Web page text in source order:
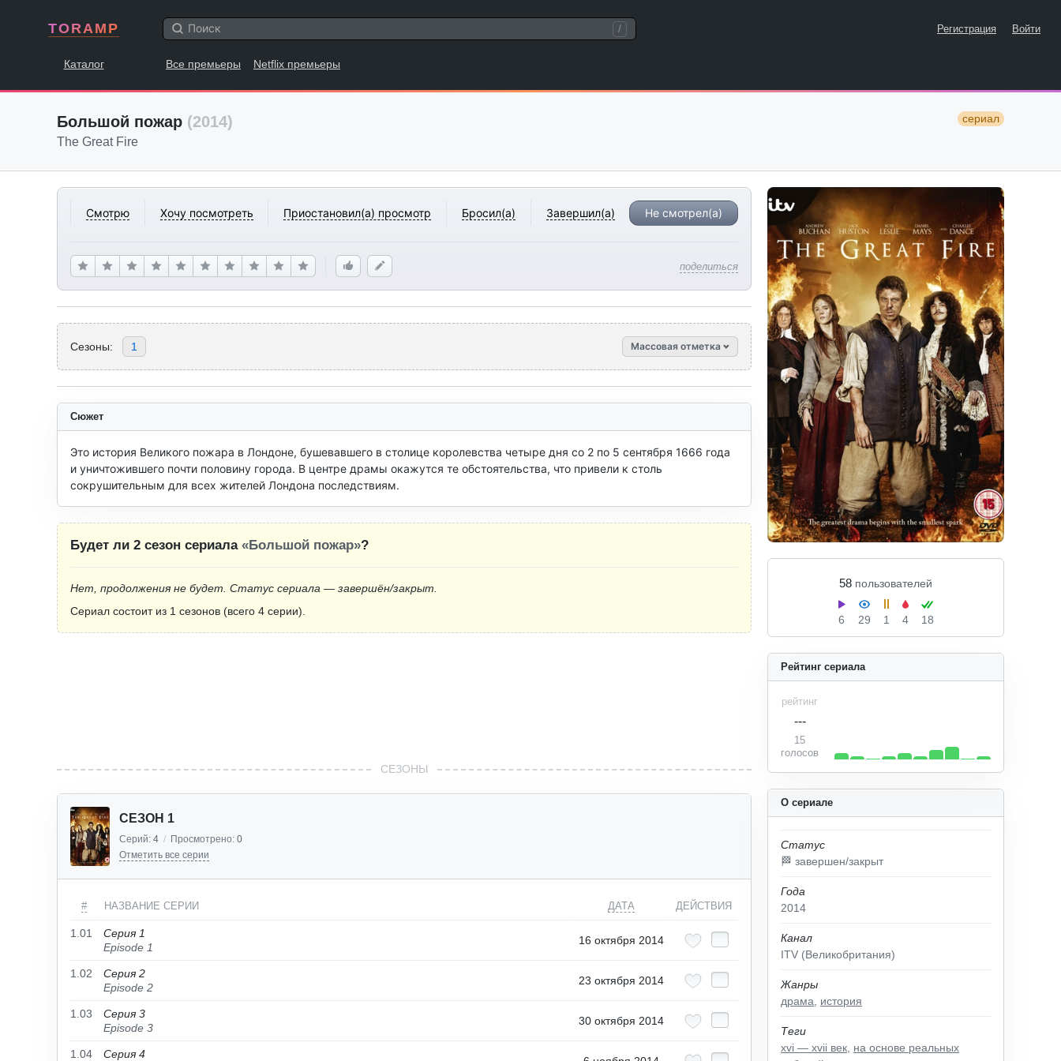
TORAMP / Регистрация Войти
Каталог Все премьеры Netflix премьеры
Большой пожар (2014) сериал
The Great Fire
Смотрю Хочу посмотреть Приостановил(а) просмотр Бросил(а) Завершил(а) Не смотрел(а)
поделиться
58 пользователей
6 29 1 4 18
Сезоны: 1 Массовая отметка
О сериале
Статус
🏁 завершен/закрыт
Года
2014
Канал
ITV (Великобритания)
Жанры
драма
история
Теги
xvi — xvii век на основе реальных
Рейтинг сериала
рейтинг
---
15
голосов
Сюжет
Это история Великого пожара в Лондоне, бушевавшего в столице королевства четыре дня со 2 по 5 сентября 1666 года
и уничтожившего почти половину города. В центре драмы окажутся те обстоятельства, что привели к столь
сокрушительным для всех жителей Лондона последствиям.
Будет ли 2 сезон сериала «Большой пожар»?
Нет, продолжения не будет. Статус сериала — завершён/закрыт.
Сериал состоит из 1 сезонов (всего 4 серии).
СЕЗОНЫ
СЕЗОН 1
Серий: 4 / Просмотрено: 0
Отметить все серии
# НАЗВАНИЕ СЕРИИ ДАТА ДЕЙСТВИЯ
1.01
Серия 1
Episode 1
16 октября 2014
1.02
Серия 2
Episode 2
23 октября 2014
1.03
Серия 3
Episode 3
30 октября 2014
1.04
Серия 4